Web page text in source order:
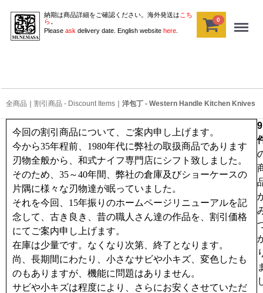
納期は商品詳細をご確認ください。海外発送は こち
ら 。
Please ask delivery date. English website here
0 Menu
全商品 割引商品 - Discount Items 洋包丁 - Western Handle Kitchen Knives
今回の割引商品について、ご案内申し上げます。
今から35年程前、1980年代に弊社の取扱商品であります
刃物全般から、和式ナイフ専門店にシフト致しました。
そのため、35～40年間、弊社の倉庫及びショーケースの
片隅に様々な刃物達が眠っていました。
それを今回、15年振りのホームページリニューアルを記
念して、古き良き、昔の職人さん達の作品を、割引価格
にてご案内申し上げます。
在庫は少量です。なくなり次第、終了となります。
尚、長期間にわたり、小さなサビや小キズ、変色したも
のもありますが、機能に問題はありません。
サビや小キズは程度により、さらにお安くさせていただ
9